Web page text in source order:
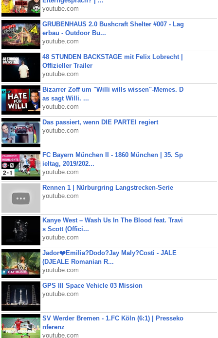
youtube.com
GRUBENHAUS 2.0 Bushcraft Shelter #007 - Lag
erbau - Outdoor Bu...
youtube.com
48 STUNDEN BACKSTAGE mit Felix Lobrecht |
Offizieller Trailer
youtube.com
Bizarrer Zoff um "Willi wills wissen"-Memes. D
as sagt Willi. ...
youtube.com
Das passiert, wenn DIE PARTEI regiert
youtube.com
FC Bayern München II - 1860 München | 35. Sp
ieltag, 2019/202...
youtube.com
Rennen 1 | Nürburgring Langstrecken-Serie
youtube.com
Kanye West – Wash Us In The Blood feat. Travi
s Scott (Offici...
youtube.com
Jador❤️Emilia?Dodo?Jay Maly?Costi - JALE
(DJEALE Romanian R...
youtube.com
GPS III Space Vehicle 03 Mission
youtube.com
SV Werder Bremen - 1.FC Köln (6:1) | Presseko
nferenz
youtube.com